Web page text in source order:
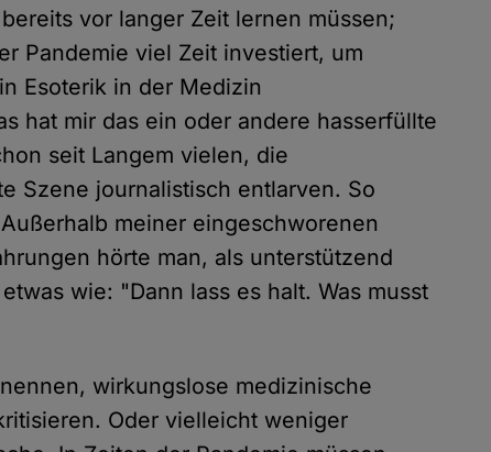
vor langer Zeit lernen müssen;
Pandemie viel Zeit investiert, um
Esoterik in der Medizin
hat mir das ein oder andere hasserfüllte
seit Langem vielen, die
Szene journalistisch entlarven. So
meiner eingeschworenen
hörte man, als unterstützend
wie: "Dann lass es halt. Was musst
wirkungslose medizinische
Oder vielleicht weniger